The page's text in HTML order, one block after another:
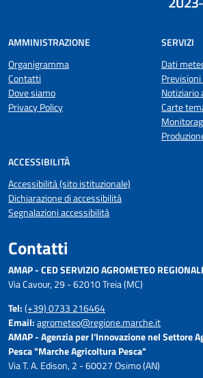
AMMINISTRAZIONE
Organigramma
Contatti
Dove siamo
Privacy Policy
SERVIZI
Dati
Notiziario
Carte
ACCESSIBILITÀ
Accessibilità (sito istituzionale)
Dichiarazione di accessibilità
Segnalazioni accessibilità
Contatti
AMAP - CED SERVIZIO AGROMETEO
Via Cavour, 29 - 62010 Treia (MC)
Tel:(+39) 0733 216464
Email:agrometeo@regione.marche.it
AMAP - Agenzia per l'Innovazione nel Settore
Pesca "Marche Agricoltura Pesca"
Via T. A. Edison, 2 - 60027 Osimo (AN)